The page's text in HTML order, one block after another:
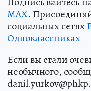
MAX.
социальных сетях
Одноклассниках
Если вы стали
необычного,